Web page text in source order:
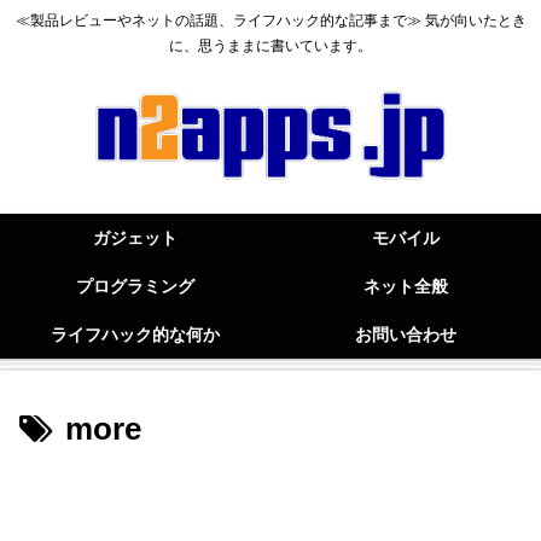
≪製品レビューやネットの話題、ライフハック的な記事まで≫ 気が向いたとき
に、思うままに書いています。
ガジェット モバイル
プログラミング ネット全般
ライフハック的な何か お問い合わせ
more